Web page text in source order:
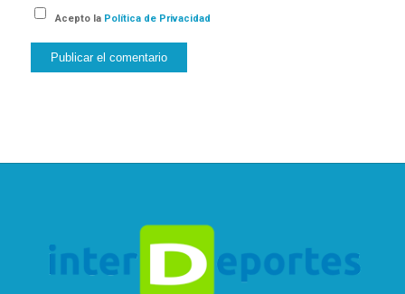
Acepto la Política de Privacidad